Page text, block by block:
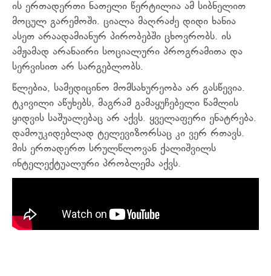
ის ერთადერთი ნათელი წერტილია ამ სიბნელით
მოცულ გარემოში. ციალა მაღრაძე დიდი ხანია
ასეთ არაადამიანურ პირობებში ცხოვრობს. ის
ამჟამად არანაირი სოციალური პროგრამითა და
სერვისით არ სარგებლობს.
წლებია, სამედიცინო მომსახურეობა არ გასწევია.
ტკივილი აწუხებს, მაგრამ გამაყუჩებელი წამლის
ყიდვის საშუალებაც არ აქვს. ყველაფერი ენატრება.
დამოუკიდებლად ტელევიზორსაც კი ვერ რთავს.
მის ერთადერთ სრულწლოვან ქალიშვილს
ინტელექტუალური პრობლემა აქვს.